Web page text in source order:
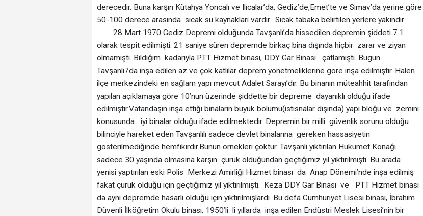
derecedir. Buna karşın Kütahya Yoncalı ve Ilıcalar’da, Gediz’de,Emet’te ve Simav’da yerine göre
50-100 derece arasında sıcak su kaynakları vardır. Sıcak tabaka belirtilen yerlere yakındır.
28 Mart 1970 Gediz Depremi olduğunda Tavşanlı’da hissedilen depremin şiddeti 7.1
olarak tespit edilmişti. 21 saniye süren depremde birkaç bina dışında hiçbir zarar ve ziyan
olmamıştı. Bildiğim kadarıyla PTT Hizmet binası, DDY Gar Binası çatlamıştı. Bugün
Tavşanlı7da inşa edilen az ve çok katlılar deprem yönetmeliklerine göre inşa edilmiştir. Halen
ilçe merkezindeki en sağlam yapı mevcut Adalet Sarayı’dır. Bu binanın müteahhit tarafından
yapılan açıklamaya göre 10’nun üzerinde şiddette bir depreme dayanıklı olduğu ifade
edilmiştir.Vatandaşın inşa ettiği binaların büyük bölümü(istisnalar dışında) yapı bloğu ve zemini
konusunda iyi binalar olduğu ifade edilmektedir. Depremin bir milli güvenlik sorunu olduğu
bilinciyle hareket eden Tavşanlılı sadece devlet binalarına gereken hassasiyetin
gösterilmediğinde hemfikirdir.Bunun örnekleri çoktur. Tavşanlı yıktırılan Hükümet Konağı
sadece 30 yaşında olmasına karşın çürük olduğundan geçtiğimiz yıl yıktırılmıştı. Bu arada
yenisi yaptırılan eski Polis Merkezi Amirliği Hizmet binası da Anap Dönemi’nde inşa edilmiş
fakat çürük olduğu için geçtiğimiz yıl yıktırılmıştı. Keza DDY Gar Binası ve PTT Hizmet binası
da aynı depremde hasarlı olduğu için yıktırılmışlardı. Bu defa Cumhuriyet Lisesi binası, İbrahim
Düvenli İlköğretim Okulu binası, 1950’li li yıllarda inşa edilen Endüstri Meslek Lisesi’nin bir